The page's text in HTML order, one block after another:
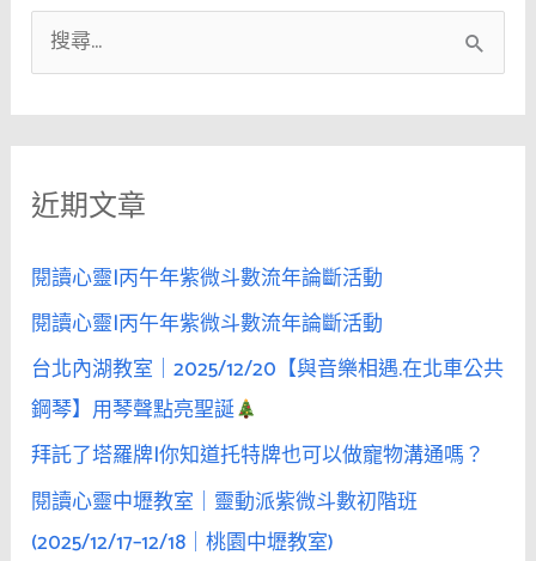
二
則：
酒
精，
她
感
的
引
信，
而
不
是
藉
口
尋
關
字
近期文章
閱讀心靈|丙午年紫微斗數流年論斷活動
閱讀心靈|丙午年紫微斗數流年論斷活動
台北內湖教室｜2025/12/20【與音樂相遇.在北車公共
鋼琴】用琴聲點亮聖誕
拜託了塔羅牌|你知道托特牌也可以做寵物溝通嗎？
閱讀心靈中壢教室｜靈動派紫微斗數初階班
(2025/12/17–12/18｜桃園中壢教室)